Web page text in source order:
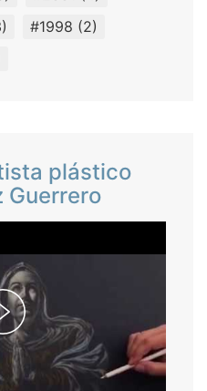
#1998 (2)
plástico
Guerrero
Play
Video